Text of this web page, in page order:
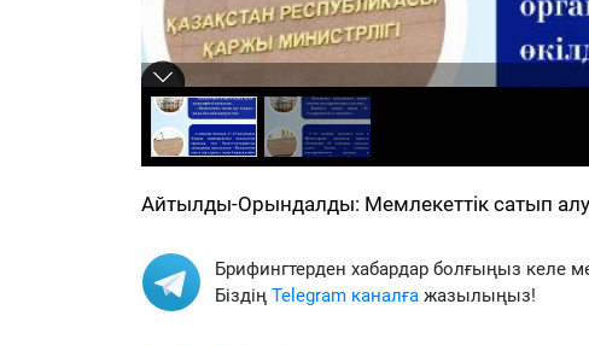
Айтылды-Орындалды: Мемлекеттік сатып
Брифингтерден хабардар болғыңыз келе
Біздің Telegram каналға жазылыңыз!